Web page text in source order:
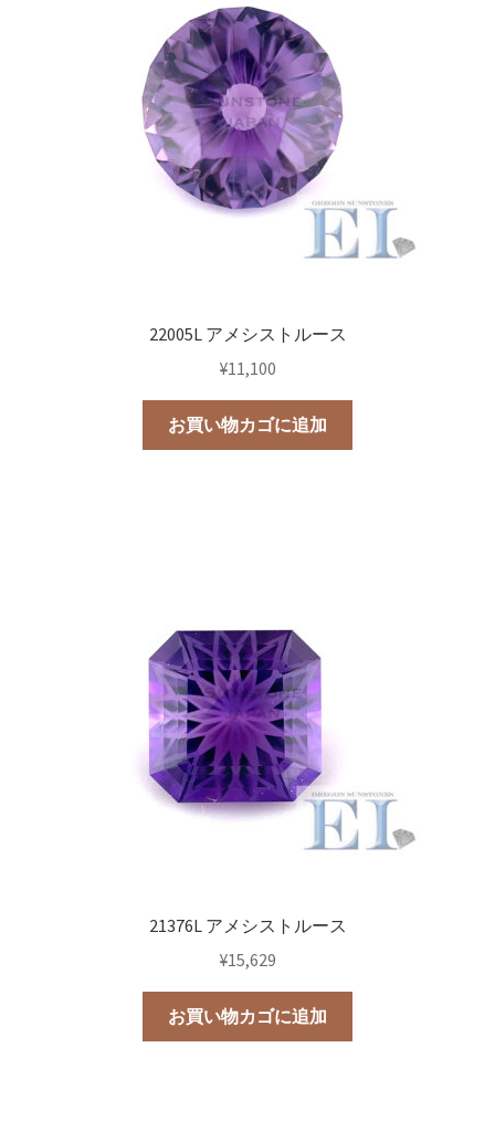
22005L アメシストルース
¥11,100
お買い物カゴに追加
21376L アメシストルース
¥15,629
お買い物カゴに追加